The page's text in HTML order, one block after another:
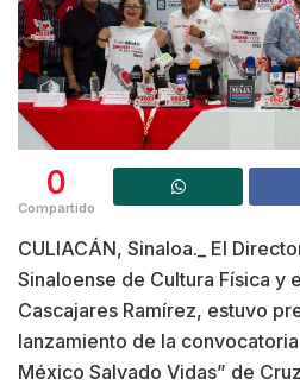
0
Compartido
CULIACÁN, Sinaloa._ El
Sinaloense de Cultura Física y
Cascajares Ramírez, estuvo
lanzamiento de la
México Salvado Vidas” de